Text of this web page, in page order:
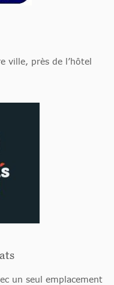
ville, près de l’hôtel
un seul emplacement